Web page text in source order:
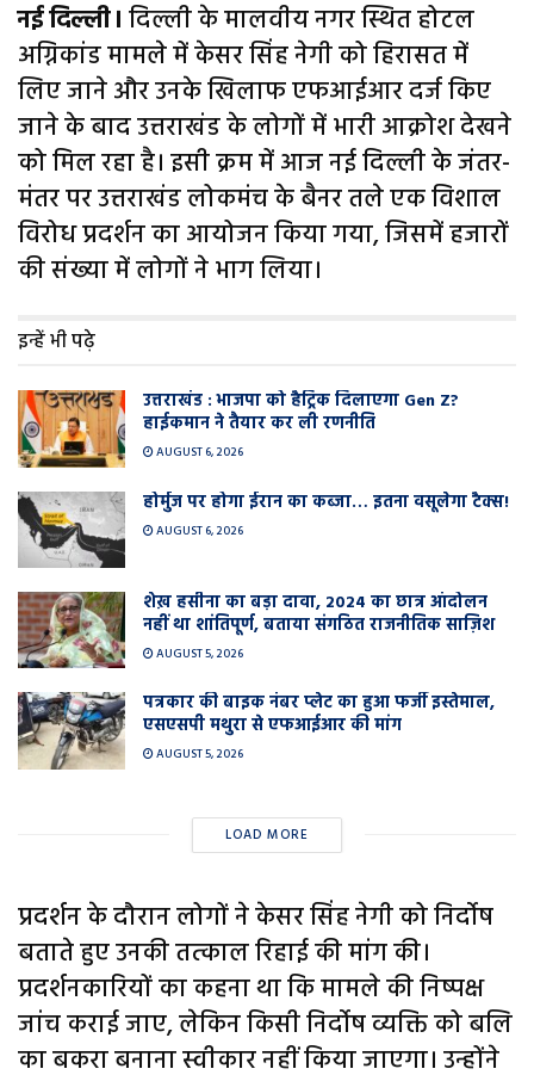
नई दिल्ली। दिल्ली के मालवीय नगर स्थित होटल
अग्निकांड मामले में केसर सिंह नेगी को हिरासत में
लिए जाने और उनके खिलाफ एफआईआर दर्ज किए
जाने के बाद उत्तराखंड के लोगों में भारी आक्रोश देखने
को मिल रहा है। इसी क्रम में आज नई दिल्ली के जंतर-
मंतर पर उत्तराखंड लोकमंच के बैनर तले एक विशाल
विरोध प्रदर्शन का आयोजन किया गया, जिसमें हजारों
की संख्या में लोगों ने भाग लिया।
इन्हें भी पढ़े
उत्तराखंड : भाजपा को हैट्रिक दिलाएगा Gen Z?
हाईकमान ने तैयार कर ली रणनीति
AUGUST 6, 2026
होर्मुज पर होगा ईरान का कब्जा… इतना वसूलेगा टैक्स!
AUGUST 6, 2026
शेख़ हसीना का बड़ा दावा, 2024 का छात्र आंदोलन
नहीं था शांतिपूर्ण, बताया संगठित राजनीतिक साज़िश
AUGUST 5, 2026
पत्रकार की बाइक नंबर प्लेट का हुआ फर्जी इस्तेमाल,
एसएसपी मथुरा से एफआईआर की मांग
AUGUST 5, 2026
LOAD MORE
प्रदर्शन के दौरान लोगों ने केसर सिंह नेगी को निर्दोष
बताते हुए उनकी तत्काल रिहाई की मांग की।
प्रदर्शनकारियों का कहना था कि मामले की निष्पक्ष
जांच कराई जाए, लेकिन किसी निर्दोष व्यक्ति को बलि
का बकरा बनाना स्वीकार नहीं किया जाएगा। उन्होंने